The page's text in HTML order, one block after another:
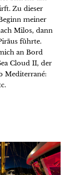
Zu dieser
meiner
Milos, dann
führte.
an Bord
Cloud II, der
Mediterrané: